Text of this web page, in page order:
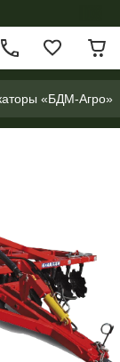
«БДМ-Агро»